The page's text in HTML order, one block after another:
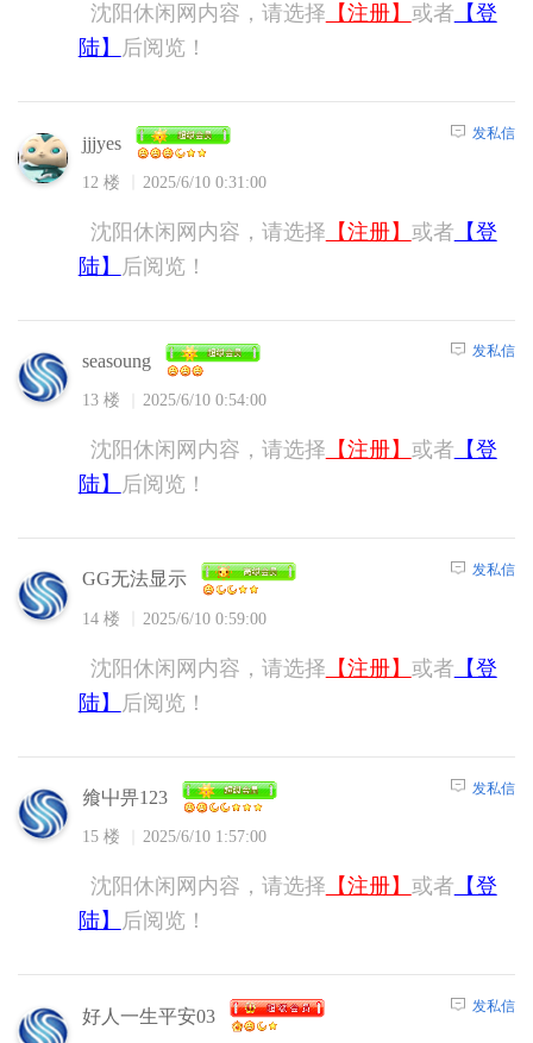
沈阳休闲网内容，请选择 【注册】 或者 【登
陆】
后阅览！
jjjyes
12 楼 2025/6/10 0:31:00
发私信
沈阳休闲网内容，请选择 【注册】 或者 【登
陆】
后阅览！
seasoung
13 楼 2025/6/10 0:54:00
发私信
沈阳休闲网内容，请选择 【注册】 或者 【登
陆】
后阅览！
GG无法显示
14 楼 2025/6/10 0:59:00
发私信
沈阳休闲网内容，请选择 【注册】 或者 【登
陆】
后阅览！
飨屮畀123
15 楼 2025/6/10 1:57:00
发私信
沈阳休闲网内容，请选择 【注册】 或者 【登
陆】
后阅览！
好人一生平安03 发私信